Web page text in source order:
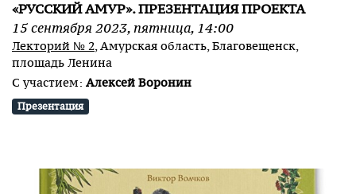
«РУССКИЙ АМУР». ПРЕЗЕНТАЦИЯ ПРОЕКТА
15сентября 2023,пятница, 14:00
Лекторий № 2, Амурская область, Благовещенск,
площадь Ленина
С участием: Алексей Воронин
Презентация